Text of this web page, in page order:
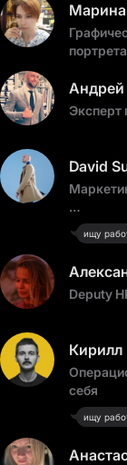
хобби и
Мой
https://
Андрей
Эксперт
David
Сайты
App
ищу
Deputy
Кирилл
себя
ищу